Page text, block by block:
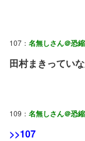
107： 名無しさん＠恐
田村まきってい
109： 名無しさん＠恐
>>107